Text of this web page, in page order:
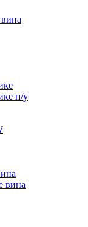
п/у
вина